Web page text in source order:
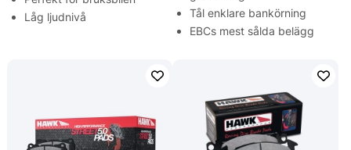
Låg ljudnivå
Tål enklare bankörning
EBCs mest sålda belägg